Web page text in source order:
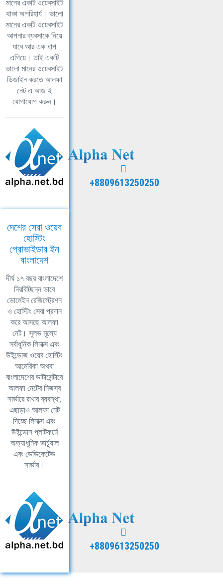
মানের একটি ওয়েবসাইট
থাকা অপরিহার্য। ভালো
মানের একটি ওয়েবসাইট
আপনার ব্যবসাকে নিয়ে
যাবে আর এক ধাপ
এগিয়ে। তাই একটি
ভালো মানের ওয়েবসাইট
ডিজাইন করতে আলফা
নেট এ আজ ই
যোগাযোগ করুন।
+8809613250250
দেশের সেরা ওয়েব
হোস্টিং
প্রোভাইডার ইন
বাংলাদেশ
দীর্ঘ ১৭ বছর বাংলাদেশে
নিরবিচ্ছিন্ন ভাবে
ডোমেইন রেজিস্ট্রেশন
ও হোস্টিং সেবা প্রদান
করে আসছে আলফা
নেট। সুলভ মূল্যে
সর্বাধুনিক লিনাক্স এবং
উইন্ডোজ ওয়েব হোস্টিং
আমেরিকা অথবা
বাংলাদেশের ডাটাসেন্টারে
আলফা নেটের নিজস্ব
সার্ভারে রাখার ব্যবস্থা,
এছাড়াও আলফা নেট
দিচ্ছে লিনাক্স এবং
উইন্ডোস প্লাটফর্মে
অত্যাধুনিক ভার্চুয়াল
এবং ডেডিকেটেড
সার্ভার।
+8809613250250